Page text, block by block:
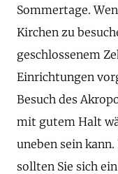
Sommertage.
Kirchen zu
geschlossenem
Einrichtungen
Besuch des
mit gutem Halt
uneben sein
sollten Sie sich